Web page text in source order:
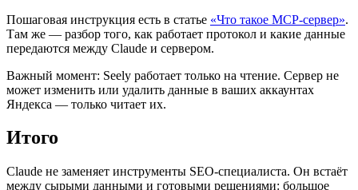
Пошаговая инструкция есть в статье «Что такое MCP-сервер».
Там же — разбор того, как работает протокол и какие данные
передаются между Claude и сервером.
Важный момент: Seely работает только на чтение. Сервер не
может изменить или удалить данные в ваших аккаунтах
Яндекса — только читает их.
Итого
Claude не заменяет инструменты SEO-специалиста. Он встаёт
между сырыми данными и готовыми решениями: большое